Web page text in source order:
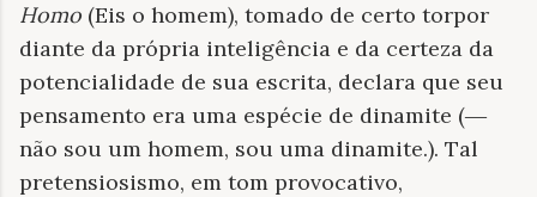
Homo (Eis o homem), tomado de certo torpor
diante da própria inteligência e da certeza da
potencialidade de sua escrita, declara que seu
pensamento era uma espécie de dinamite (—
não sou um homem, sou uma dinamite.). Tal
pretensiosismo, em tom provocativo,